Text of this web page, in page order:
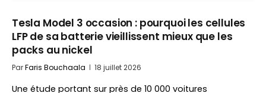
Tesla Model 3 occasion : pourquoi les cellules
LFP de sa batterie vieillissent mieux que les
packs au nickel
ParFaris Bouchaala 18 juillet 2026
Une étude portant sur près de 10 000 voitures